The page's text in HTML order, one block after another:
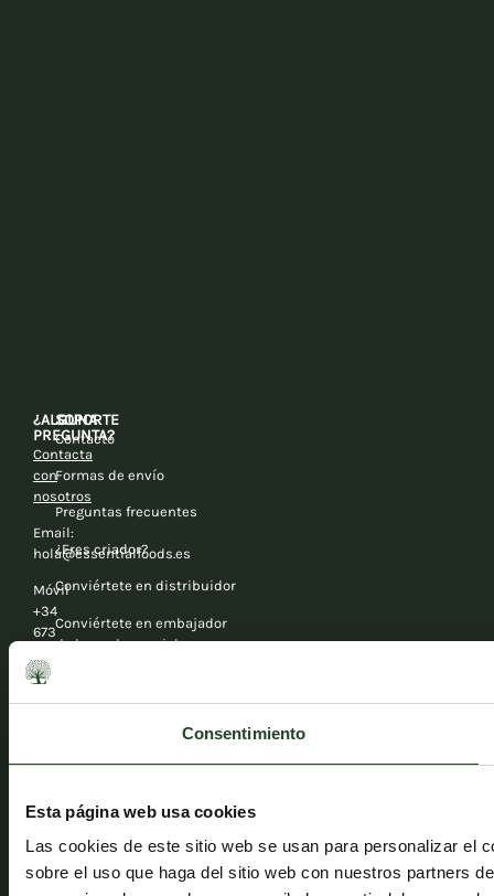
Consentimiento
Esta página web usa cookies
Las cookies de este sitio web se usan para personalizar el
sobre el uso que haga del sitio web con nuestros partners
¿ALGUNA
PREGUNTA?
Contacta
con
nosotros
Email:
hola@essentialfoods.es
Móvil
+34
673
403
SOPORTE
Contacto
Formas de envío
Preguntas frecuentes
¿Eres criador?
Conviértete en distribuidor
Conviértete en embajador
de las redes sociales